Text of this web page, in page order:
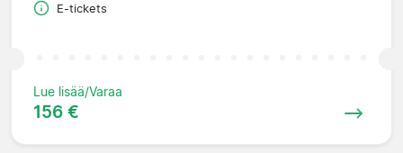
E-tickets
Lue lisää/Varaa
156 €